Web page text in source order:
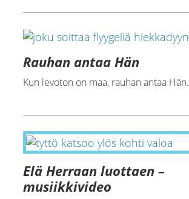
Rauhan antaa Hän
Kun levoton on maa, rauhan antaa Hän.
Elä Herraan luottaen –
musiikkivideo